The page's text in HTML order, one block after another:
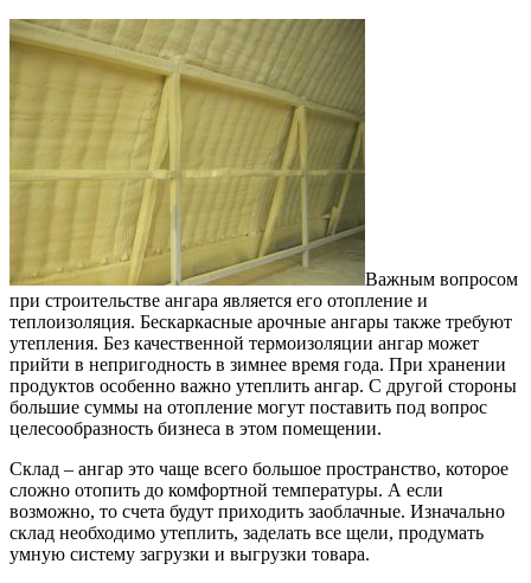
Важным вопросом
при строительстве ангара является его отопление и
теплоизоляция. Бескаркасные арочные ангары также требуют
утепления. Без качественной термоизоляции ангар может
прийти в непригодность в зимнее время года. При хранении
продуктов особенно важно утеплить ангар. С другой стороны
большие суммы на отопление могут поставить под вопрос
целесообразность бизнеса в этом помещении.
Склад – ангар это чаще всего большое пространство, которое
сложно отопить до комфортной температуры. А если
возможно, то счета будут приходить заоблачные. Изначально
склад необходимо утеплить, заделать все щели, продумать
умную систему загрузки и выгрузки товара.